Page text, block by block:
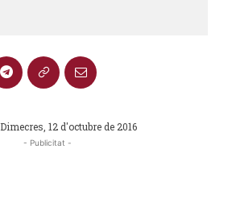
Dimecres, 12 d'octubre de 2016
- Publicitat -